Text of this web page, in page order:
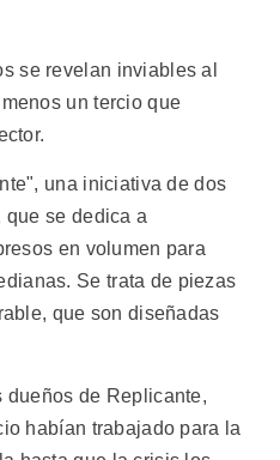
se revelan inviables al
un tercio que
una iniciativa de dos
se dedica a
en volumen para
Se trata de piezas
que son diseñadas
dueños de Replicante,
habían trabajado para la